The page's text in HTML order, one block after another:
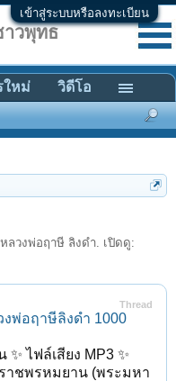
เข้าสู่ระบบหรือลงทะเบียน
ลวงพ่อฤาษี ลิงดำ. เปิดดู:
Thread
พ่อฤาษีลิงดำ 1000
ไฟล์เสียง MP3 ✨
าชพรหมยาน (พระมหา
วพุทธ
ใหม่ วิดีโอ